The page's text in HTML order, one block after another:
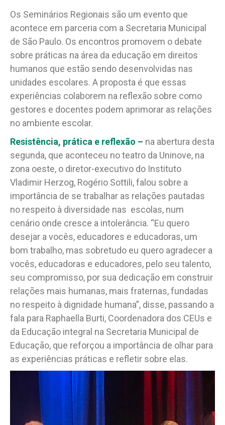
Os Seminários Regionais são um evento que
acontece em parceria com a Secretaria Municipal
de São Paulo. Os encontros promovem o debate
sobre práticas na área da educação em direitos
humanos que estão sendo desenvolvidas nas
unidades escolares. A proposta é que essas
experiências colaborem na reflexão sobre como
gestores e docentes podem aprimorar as relações
no ambiente escolar.
Resistência, prática e reflexão – na abertura desta
segunda, que aconteceu no teatro da Uninove, na
zona oeste, o diretor-executivo do Instituto
Vladimir Herzog, Rogério Sottili, falou sobre a
importância de se trabalhar as relações pautadas
no respeito à diversidade nas escolas, num
cenário onde cresce a intolerância. “Eu quero
desejar a vocês, educadores e educadoras, um
bom trabalho, mas sobretudo eu quero agradecer a
vocês, educadoras e educadores, pelo seu talento,
seu compromisso, por sua dedicação em construir
relações mais humanas, mais fraternas, fundadas
no respeito à dignidade humana”, disse, passando a
fala para Raphaella Burti, Coordenadora dos CEUs e
da Educação integral na Secretaria Municipal de
Educação, que reforçou a importância de olhar para
as experiências práticas e refletir sobre elas.